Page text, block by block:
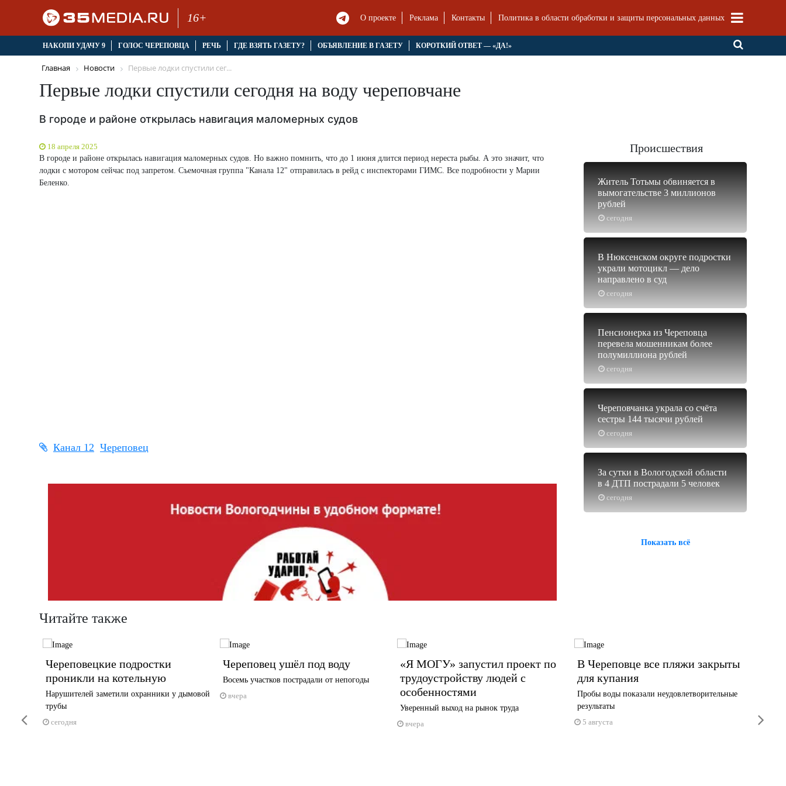
16+ О проекте Реклама Контакты Политика в области обработки и защиты персональных данных
НАКОПИ УДАЧУ 9 ГОЛОС ЧЕРЕПОВЦА РЕЧЬ ГДЕ ВЗЯТЬ ГАЗЕТУ? ОБЪЯВЛЕНИЕ В ГАЗЕТУ КОРОТКИЙ ОТВЕТ — «ДА!»
Главная Новости Первые лодки спустили сег...
Первые лодки спустили сегодня на воду череповчане
В городе и районе открылась навигация маломерных судов
18 апреля 2025
В городе и районе открылась навигация маломерных судов. Но важно помнить, что до 1 июня длится период нереста рыбы. А это значит, что
лодки с мотором сейчас под запретом. Съемочная группа "Канала 12" отправилась в рейд с инспекторами ГИМС. Все подробности у Марии
Беленко.
Канал 12 Череповец
Происшествия
сегодня
Житель Тотьмы обвиняется в
вымогательстве 3 миллионов
рублей
сегодня
В Нюксенском округе подростки
украли мотоцикл — дело
направлено в суд
сегодня
Пенсионерка из Череповца
перевела мошенникам более
полумиллиона рублей
сегодня
Череповчанка украла со счёта
сестры 144 тысячи рублей
сегодня
За сутки в Вологодской области
в 4 ДТП пострадали 5 человек
Показать всё
Читайте также
Череповецкие подростки
проникли на котельную
Нарушителей заметили охранники у дымовой
трубы
сегодня
Череповец ушёл под воду
Восемь участков пострадали от непогоды
вчера
«Я МОГУ» запустил проект по
трудоустройству людей с
особенностями
Уверенный выход на рынок труда
вчера
В Череповце все пляжи закрыты
для купания
Пробы воды показали неудовлетворительные
результаты
5 августа
1 июня